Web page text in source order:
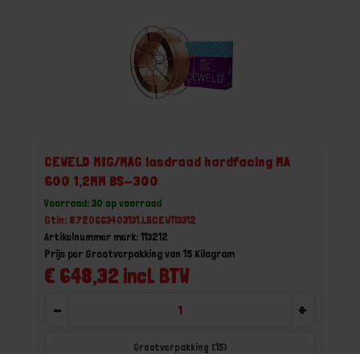
CEWELD MIG/MAG lasdraad hardfacing MA
600 1,2MM BS-300
Voorraad: 30 op voorraad
Gtin: 8720663403131,LBCEW113312
Artikelnummer merk: 113212
€ 648,32 incl. BTW
Prijs per Grootverpakking van 15 Kilogram
- +
Grootverpakking (15)